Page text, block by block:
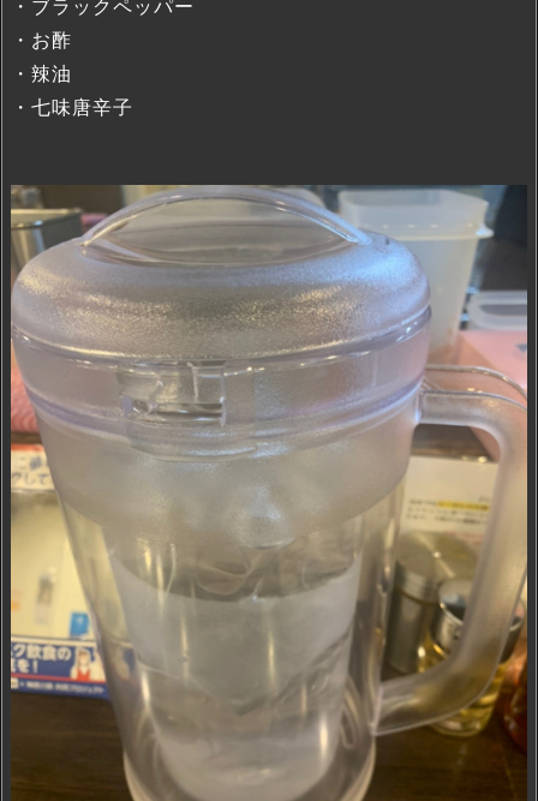
・ブラックペッパー
・お酢
・辣油
・七味唐辛子